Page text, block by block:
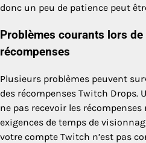
donc un peu de patience peut
Problèmes courants lors
récompenses
Plusieurs problèmes peuvent
des récompenses Twitch Drops.
ne pas recevoir les récompenses
exigences de temps de
votre compte Twitch n’est pas